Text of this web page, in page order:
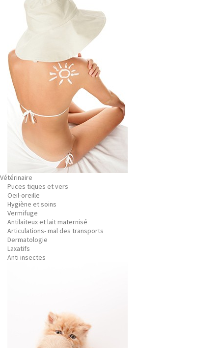
Vétérinaire
Puces tiques et vers
Oeil-oreille
Hygiène et soins
Vermifuge
Antilaiteux et lait maternisé
Articulations- mal des transports
Dermatologie
Laxatifs
Anti insectes